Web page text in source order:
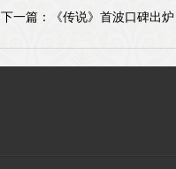
下一篇：
《传说》首波口碑出